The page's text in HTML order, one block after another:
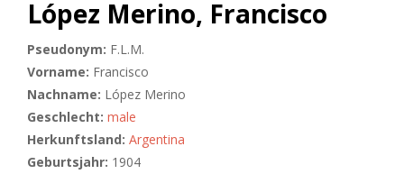
López Merino, Francisco
Pseudonym: F.L.M.
Vorname: Francisco
Nachname: López Merino
Geschlecht: male
Herkunftsland: Argentina
Geburtsjahr: 1904